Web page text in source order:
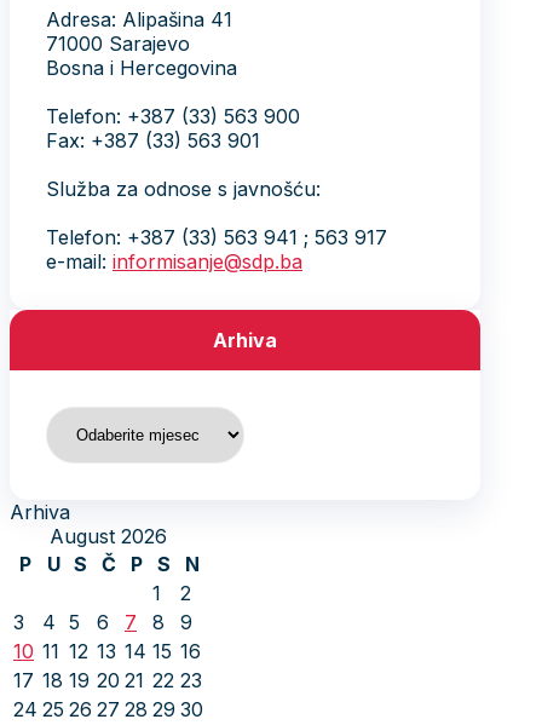
Adresa: Alipašina 41
71000 Sarajevo
Bosna i Hercegovina
Telefon: +387 (33) 563 900
Fax: +387 (33) 563 901
Služba za odnose s javnošću:
Telefon: +387 (33) 563 941 ; 563 917
e-mail: informisanje@sdp.ba
Arhiva
Arhiva
Arhiva
August 2026
P
U S Č P S
N
1
2
3
4 5 6 7 8
9
10 11 12 13 14 15 16
17 18 19 20 21 22 23
24 25 26 27 28 29 30